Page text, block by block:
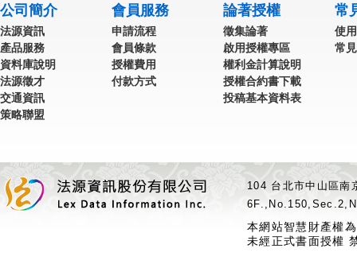
公司簡介
法源資訊
產品服務
資料庫說明
法源徵才
交通資訊
策略聯盟
會員服務
申請流程
會員條款
授權費用
付款方式
論著授權
徵集論著
啟用授權專區
權利金計算說明
授權合約書下載
投稿基本資料表
常
使
常
104 台北市中山區
本網站智慧財產權
未經正式書面授權